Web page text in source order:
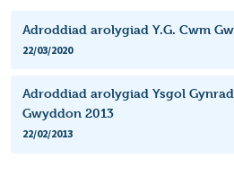
Adroddiad arolygiad Y.G. Cwm
22/03/2020
Adroddiad arolygiad Ysgol
Gwyddon 2013
22/02/2013